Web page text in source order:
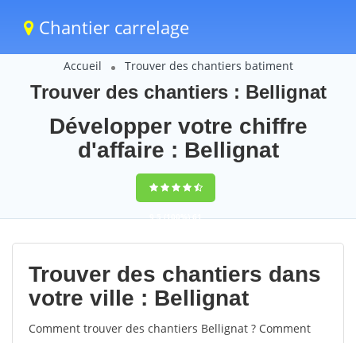
Chantier carrelage
Accueil Trouver des chantiers batiment
Trouver des chantiers : Bellignat
Développer votre chiffre
d'affaire : Bellignat
9,5(100%)61
votes
Trouver des chantiers dans
votre ville : Bellignat
Comment trouver des chantiers Bellignat ? Comment